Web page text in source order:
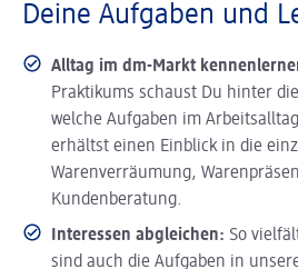
Deine Aufgaben und
Alltag im dm-Markt
Praktikums schaust Du hinter
welche Aufgaben im
erhältst einen Einblick in die
Warenverräumung,
Kundenberatung.
Interessen abgleichen: So
sind auch die Aufgaben in